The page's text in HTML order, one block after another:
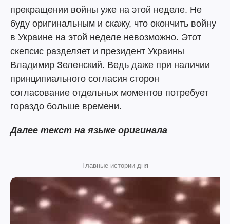
прекращении войны уже на этой неделе. Не
буду оригинальным и скажу, что окончить войну
в Украине на этой неделе невозможно. Этот
скепсис разделяет и президент Украины
Владимир Зеленский. Ведь даже при наличии
принципиального согласия сторон
согласование отдельных моментов потребует
гораздо больше времени.
Далее текст на языке оригинала
Главные истории дня